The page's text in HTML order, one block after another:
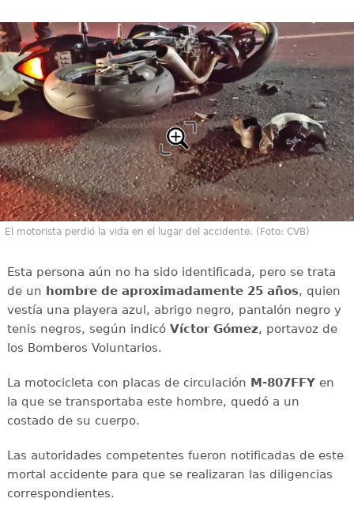
El motorista perdió la vida en el lugar del accidente. (Foto: CVB)
Esta persona aún no ha sido identificada, pero se trata
de un hombre de aproximadamente 25 años, quien
vestía una playera azul, abrigo negro, pantalón negro y
tenis negros, según indicó Víctor Gómez, portavoz de
los Bomberos Voluntarios.
La motocicleta con placas de circulación M-807FFYen
la que se transportaba este hombre, quedó a un
costado de su cuerpo.
Las autoridades competentes fueron notificadas de este
mortal accidente para que se realizaran las diligencias
correspondientes.